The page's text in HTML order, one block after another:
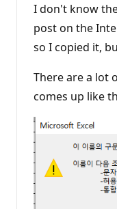
I don't know
post on the
so I copied it,
There are a lot
comes up like